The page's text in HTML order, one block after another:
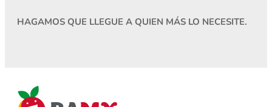
HAGAMOS QUE LLEGUE A QUIEN MÁS LO NECESITE.